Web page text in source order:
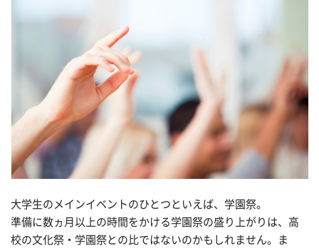
大学生のメインイベントのひとつといえば、学園祭。
準備に数ヵ月以上の時間をかける学園祭の盛り上がりは、高
校の文化祭・学園祭との比ではないのかもしれません。ま